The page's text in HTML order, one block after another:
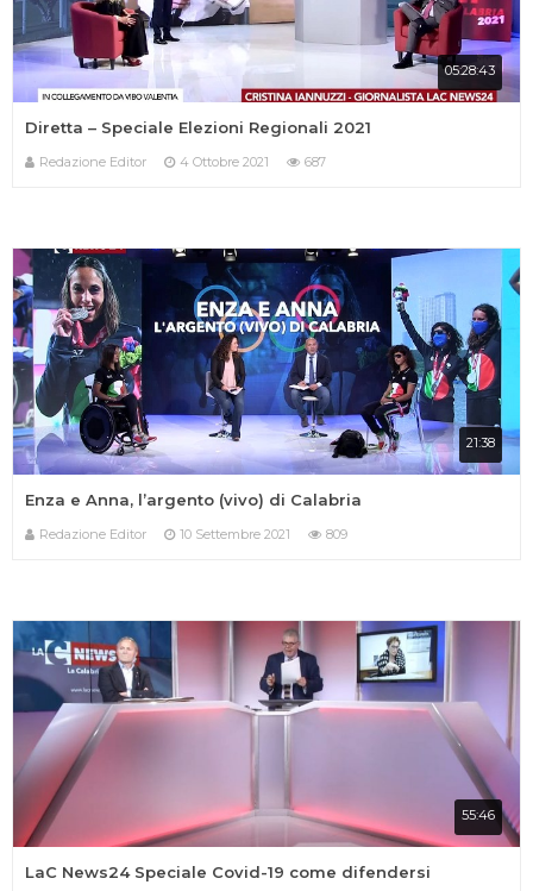
05:28:43
Diretta – Speciale Elezioni Regionali 2021
Redazione Editor 4 Ottobre 2021 687
21:38
Enza e Anna, l’argento (vivo) di Calabria
Redazione Editor 10 Settembre 2021 809
55:46
LaC News24 Speciale Covid-19 come difendersi